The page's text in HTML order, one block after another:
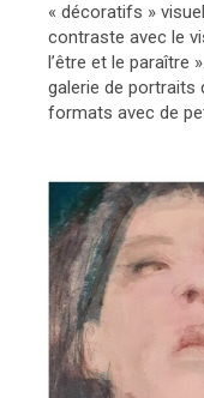
« décoratifs »
contraste avec le
l’être et le paraître
galerie de portraits
formats avec de